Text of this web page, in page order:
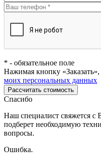
* - обязательное поле
Нажимая кнопку «Заказать»,
моих персональных данных
Рассчитать стоимость
Спасибо
Наш специалист свяжется с
подберет необходимую
вопросы.
Ошибка.